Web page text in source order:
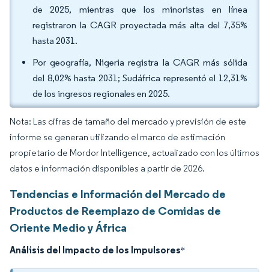
de 2025, mientras que los minoristas en línea
registraron la CAGR proyectada más alta del 7,35%
hasta 2031.
Por geografía, Nigeria registra la CAGR más sólida
del 8,02% hasta 2031; Sudáfrica representó el 12,31%
de los ingresos regionales en 2025.
Nota: Las cifras de tamaño del mercado y previsión de este
informe se generan utilizando el marco de estimación
propietario de Mordor Intelligence, actualizado con los últimos
datos e información disponibles a partir de 2026.
Tendencias e Información del Mercado de
Productos de Reemplazo de Comidas de
Oriente Medio y África
Análisis del Impacto de los Impulsores*